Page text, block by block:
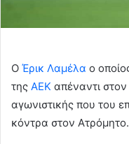
Ο Έρικ Λαμέλα ο
της ΑΕΚ απέναντι
αγωνιστικής που του
κόντρα στον Ατρόμητο.